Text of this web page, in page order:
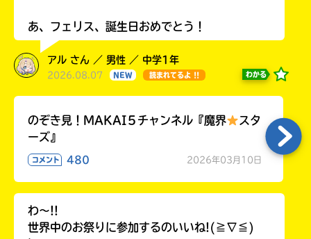
あ、フェリス、誕生日おめでとう！
アル さん ／ 男性 ／ 中学1年
2026.08.07 NEW 読まれてるよ !! わかる
のぞき見！MAKAI５チャンネル『魔界
スタ
ーズ』
コメント 480 2026年03月10日
わ〜!!
世界中のお祭りに参加するのいいね!(≧∇≦)